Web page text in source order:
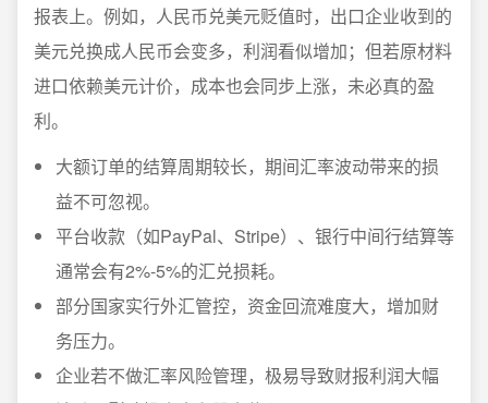
报表上。例如，人民币兑美元贬值时，出口企业收到的
美元兑换成人民币会变多，利润看似增加；但若原材料
进口依赖美元计价，成本也会同步上涨，未必真的盈
利。
大额订单的结算周期较长，期间汇率波动带来的损
益不可忽视。
平台收款（如PayPal、Stripe）、银行中间行结算等
通常会有2%-5%的汇兑损耗。
部分国家实行外汇管控，资金回流难度大，增加财
务压力。
企业若不做汇率风险管理，极易导致财报利润大幅